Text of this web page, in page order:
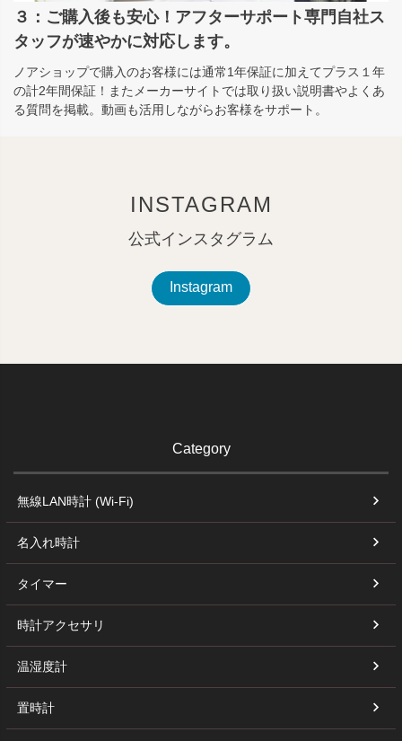
３：ご購入後も安心！アフターサポート専門自社ス
タッフが速やかに対応します。
ノアショップで購入のお客様には通常1年保証に加えてプラス１年
の計2年間保証！またメーカーサイトでは取り扱い説明書やよくあ
る質問を掲載。動画も活用しながらお客様をサポート。
INSTAGRAM
公式インスタグラム
Instagram
Category
無線LAN時計 (Wi-Fi)
名入れ時計
タイマー
時計アクセサリ
温湿度計
置時計